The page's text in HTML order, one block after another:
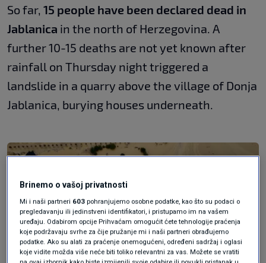
So far, 15 people have been declared dead in
Jablanica in the north of Herzegovina. A
further 10-15 deaths are not yet known after
rainfall on Thursday night triggered a
landslide in a quarry above the village of Donja
Jablanica, burying houses underneath.
Brinemo o vašoj privatnosti
Mi i naši partneri 603 pohranjujemo osobne podatke, kao što su podaci o
pregledavanju ili jedinstveni identifikatori, i pristupamo im na vašem
uređaju. Odabirom opcije Prihvaćam omogućit ćete tehnologije praćenja
koje podržavaju svrhe za čije pružanje mi i naši partneri obrađujemo
podatke. Ako su alati za praćenje onemogućeni, određeni sadržaj i oglasi
koje vidite možda više neće biti toliko relevantni za vas. Možete se vratiti